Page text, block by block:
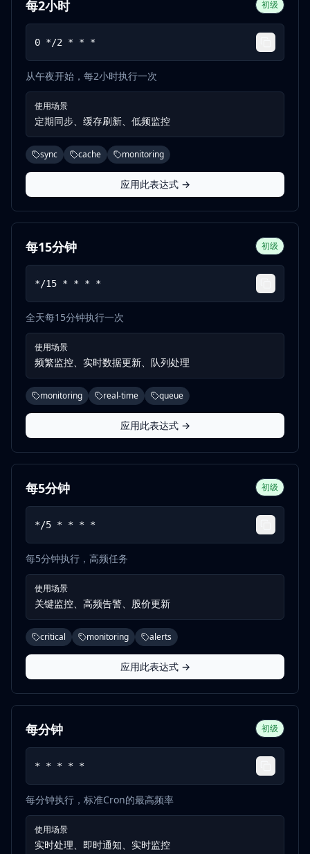
每2小时 初级
0 */2 * * *
从午夜开始，每2小时执行一次
使用场景
定期同步、缓存刷新、低频监控
sync cache monitoring
应用此表达式 →
每15分钟 初级
*/15 * * * *
全天每15分钟执行一次
使用场景
频繁监控、实时数据更新、队列处理
monitoring real-time queue
应用此表达式 →
每5分钟 初级
*/5 * * * *
每5分钟执行，高频任务
使用场景
关键监控、高频告警、股价更新
critical monitoring alerts
应用此表达式 →
每分钟 初级
* * * * *
每分钟执行，标准Cron的最高频率
使用场景
实时处理、即时通知、实时监控